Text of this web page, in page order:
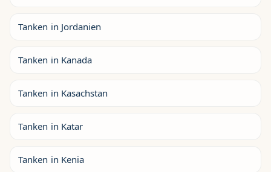
Tanken in Jordanien
Tanken in Kanada
Tanken in Kasachstan
Tanken in Katar
Tanken in Kenia